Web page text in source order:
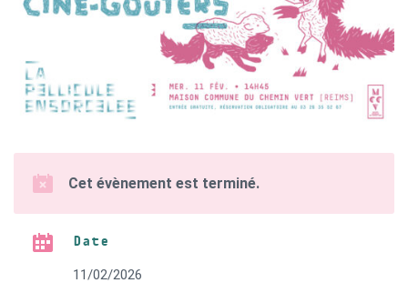
Cet évènement est terminé.
Date
11/02/2026